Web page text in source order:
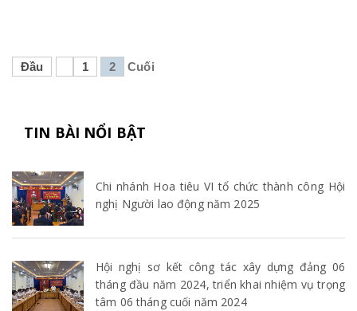
Đầu 1 2 Cuối
TIN BÀI NỔI BẬT
Chi nhánh Hoa tiêu VI tổ chức thành công Hội
nghị Người lao động năm 2025
Hội nghị sơ kết công tác xây dựng đảng 06
tháng đầu năm 2024, triển khai nhiệm vụ trọng
tâm 06 tháng cuối năm 2024